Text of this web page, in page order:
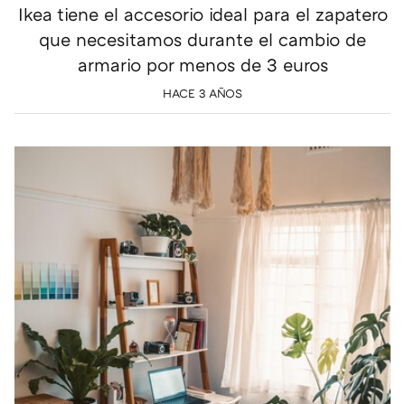
Ikea tiene el accesorio ideal para el zapatero
que necesitamos durante el cambio de
armario por menos de 3 euros
HACE 3 AÑOS